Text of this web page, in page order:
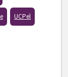
UCPel